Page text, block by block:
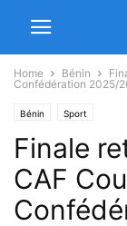
Home Bénin
Confédération 2025/
Bénin Sport
Finale
CAF